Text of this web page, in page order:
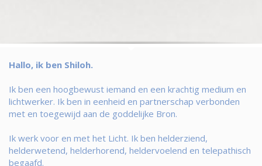
Hallo, ik ben Shiloh.
Ik ben een hoogbewust iemand en een krachtig medium en
lichtwerker. Ik ben in eenheid en partnerschap verbonden
met en toegewijd aan de goddelijke Bron.
Ik werk voor en met het Licht. Ik ben helderziend,
helderwetend, helderhorend, heldervoelend en telepathisch
begaafd.